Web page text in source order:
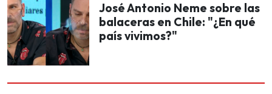
José Antonio Neme sobre las
balaceras en Chile: "¿En qué
país vivimos?"